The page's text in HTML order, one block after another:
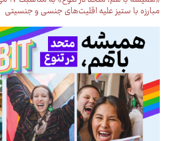
مبارزه با ستیز علیه اقلیت‌های جنسی و جنسیتی